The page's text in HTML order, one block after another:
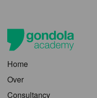
Home
Over
Consultancy